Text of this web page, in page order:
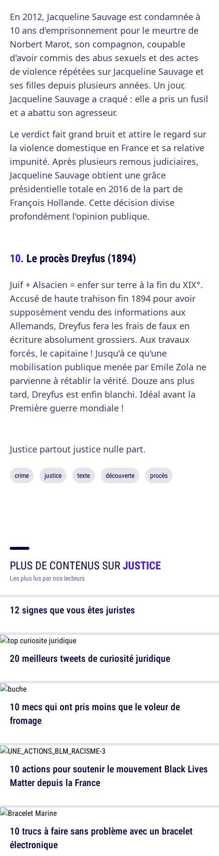
En 2012, Jacqueline Sauvage est condamnée à
10 ans d'emprisonnement pour le meurtre de
Norbert Marot, son compagnon, coupable
d'avoir commis des abus sexuels et des actes
de violence répétées sur Jacqueline Sauvage et
ses filles depuis plusieurs années. Un jour,
Jacqueline Sauvage a craqué : elle a pris un fusil
et a abattu son agresseur.
Le verdict fait grand bruit et attire le regard sur
la violence domestique en France et sa relative
impunité. Après plusieurs remous judiciaires,
Jacqueline Sauvage obtient une grâce
présidentielle totale en 2016 de la part de
François Hollande. Cette décision divise
profondément l'opinion publique.
Le procès Dreyfus (1894)
Juif + Alsacien = enfer sur terre à la fin du XIX°.
Accusé de haute trahison fin 1894 pour avoir
supposément vendu des informations aux
Allemands, Dreyfus fera les frais de faux en
écriture absolument grossiers. Aux travaux
forcés, le capitaine ! Jusqu'à ce qu'une
mobilisation publique menée par Emile Zola ne
parvienne à rétablir la vérité. Douze ans plus
tard, Dreyfus est enfin blanchi. Idéal avant la
Première guerre mondiale !
Justice partout justice nulle part.
crime justice texte découverte procès
PLUS DE CONTENUS SURJUSTICE
Les plus lus par nos lecteurs
12 signes que vous êtes juristes
10 mecs qui ont pris moins que le voleur de
fromage
10 trucs à faire sans problème avec un bracelet
électronique
20 meilleurs tweets de curiosité juridique
10 actions pour soutenir le mouvement Black Lives
Matter depuis la France